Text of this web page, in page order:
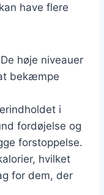
have flere
høje niveauer
bekæmpe
i
fordøjelse og
forstoppelse.
hvilket
for dem, der